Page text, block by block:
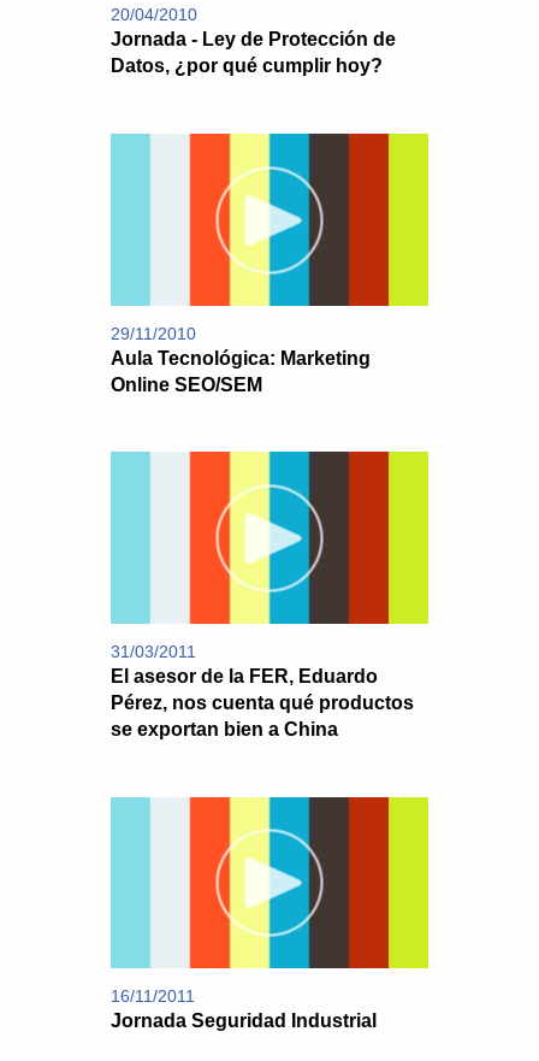
20/04/2010
Jornada - Ley de Protección de
Datos, ¿por qué cumplir hoy?
29/11/2010
Aula Tecnológica: Marketing
Online SEO/SEM
31/03/2011
El asesor de la FER, Eduardo
Pérez, nos cuenta qué productos
se exportan bien a China
16/11/2011
Jornada Seguridad Industrial